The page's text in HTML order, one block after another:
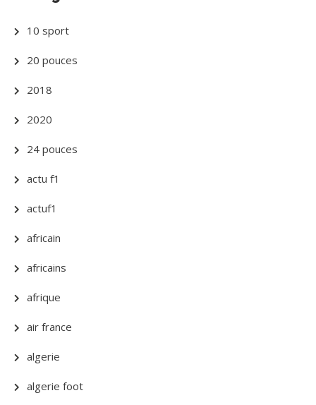
10 sport
20 pouces
2018
2020
24 pouces
actu f1
actuf1
africain
africains
afrique
air france
algerie
algerie foot